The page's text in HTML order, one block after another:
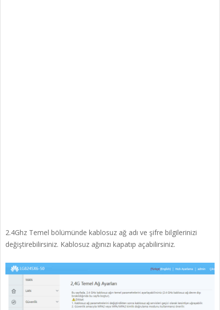
2.4Ghz Temel bölümünde kablosuz ağ adı ve şifre bilgilerinizi
değiştirebilirsiniz. Kablosuz ağınızı kapatıp açabilirsiniz.